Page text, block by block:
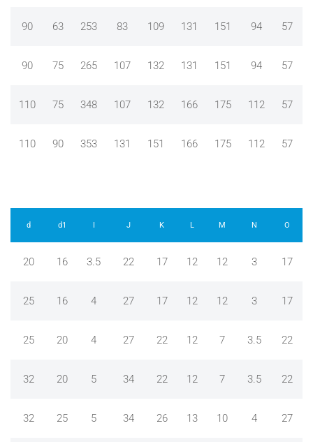
90 63 253 83 109 131 151 94 57
90 75 265 107 132 131 151 94 57
110 75 348 107 132 166 175 112 57
110 90 353 131 151 166 175 112 57
d d1 I J K L M N O
20 16 3.5 22 17 12 12 3 17
25 16 4 27 17 12 12 3 17
25 20 4 27 22 12 7 3.5 22
32 20 5 34 22 12 7 3.5 22
32 25 5 34 26 13 10 4 27